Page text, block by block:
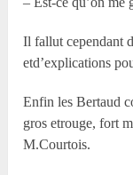
Il fallut cependant
etd’explications
Enfin les Bertaud
gros etrouge, fort
M.Courtois.